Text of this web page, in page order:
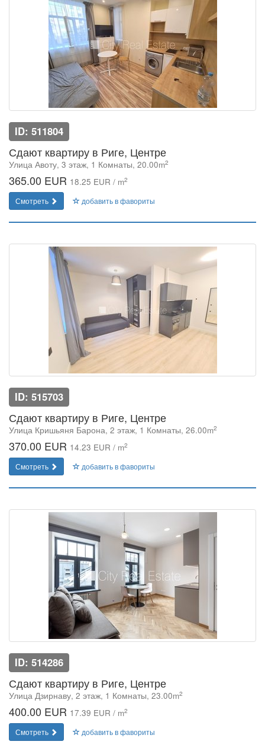
ID: 511804
Сдают квартиру в Риге, Центре
Улица Авоту, 3 этаж, 1 Комнаты, 20.00m2
365.00 EUR 18.25 EUR / m2
Смотреть добавить в фавориты
ID: 515703
Сдают квартиру в Риге, Центре
Улица Кришьяня Барона, 2 этаж, 1 Комнаты, 26.00m2
370.00 EUR 14.23 EUR / m2
Смотреть добавить в фавориты
ID: 514286
Сдают квартиру в Риге, Центре
Улица Дзирнаву, 2 этаж, 1 Комнаты, 23.00m2
400.00 EUR 17.39 EUR / m2
Смотреть добавить в фавориты